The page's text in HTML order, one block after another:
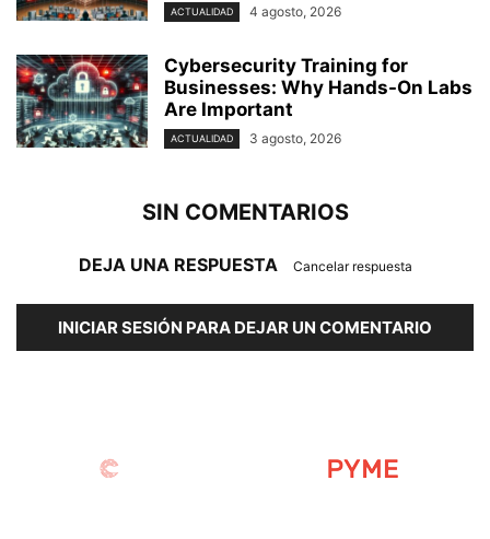
ACTUALIDAD 4 agosto, 2026
Cybersecurity Training for
Businesses: Why Hands-On Labs
Are Important
ACTUALIDAD 3 agosto, 2026
SIN COMENTARIOS
DEJA UNA RESPUESTA Cancelar respuesta
INICIAR SESIÓN PARA DEJAR UN COMENTARIO